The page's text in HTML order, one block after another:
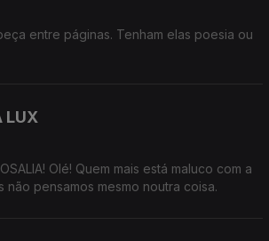
entre páginas. Tenham elas poesia ou
LUX
Olé! Quem mais está maluco com a
não pensamos mesmo noutra coisa.